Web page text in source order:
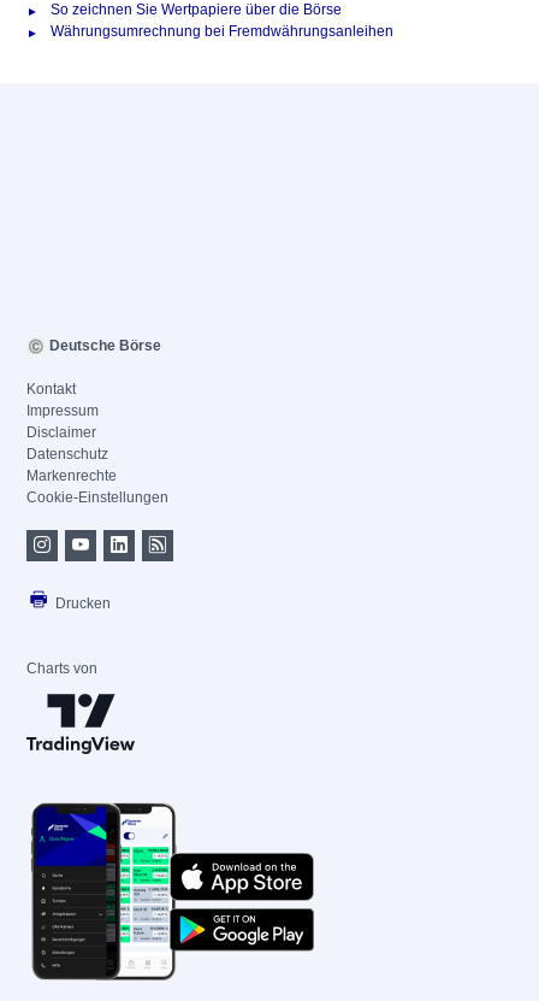
So zeichnen Sie Wertpapiere über die Börse
Währungsumrechnung bei Fremdwährungsanleihen
Deutsche Börse
Kontakt
Impressum
Disclaimer
Datenschutz
Markenrechte
Cookie-Einstellungen
Drucken
Charts von